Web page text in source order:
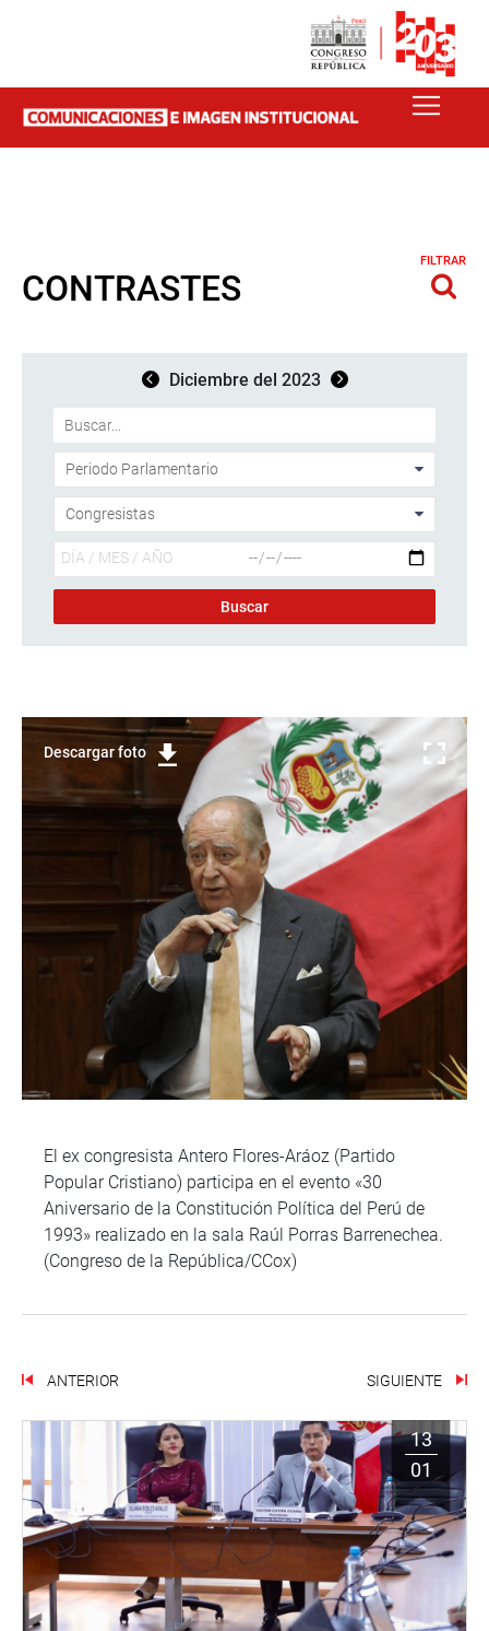
CONTRASTES
FILTRAR
Diciembre del 2023
Descargar foto
El ex congresista Antero Flores-Aráoz (Partido
Popular Cristiano) participa en el evento «30
Aniversario de la Constitución Política del Perú de
1993» realizado en la sala Raúl Porras Barrenechea.
(Congreso de la República/CCox)
ANTERIOR SIGUIENTE
13
01